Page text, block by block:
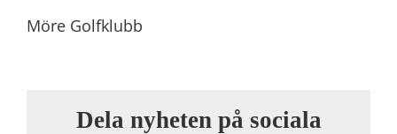
Möre Golfklubb
Dela nyheten på sociala